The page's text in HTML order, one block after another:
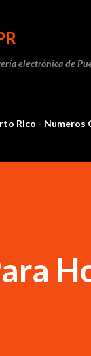
electrónica de
Rico - Numeros